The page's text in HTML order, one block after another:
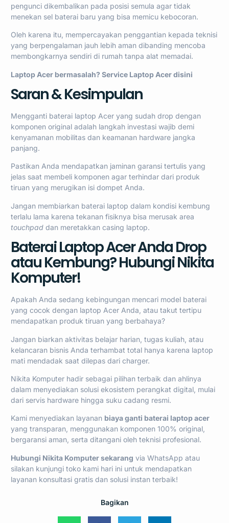
Bagikan
pengunci dikembalikan pada posisi semula agar tidak
menekan sel baterai baru yang bisa memicu kebocoran.
Oleh karena itu, mempercayakan penggantian kepada teknisi
yang berpengalaman jauh lebih aman dibanding mencoba
membongkarnya sendiri di rumah tanpa alat memadai.
Laptop Acer bermasalah? Service Laptop Acerdisini
Saran & Kesimpulan
Mengganti baterai laptop Acer yang sudah drop dengan
komponen original adalah langkah investasi wajib demi
kenyamanan mobilitas dan keamanan hardware jangka
panjang.
Pastikan Anda mendapatkan jaminan garansi tertulis yang
jelas saat membeli komponen agar terhindar dari produk
tiruan yang merugikan isi dompet Anda.
Jangan membiarkan baterai laptop dalam kondisi kembung
terlalu lama karena tekanan fisiknya bisa merusak area
touchpad dan meretakkan casing laptop.
Baterai Laptop Acer Anda Drop
atau Kembung? Hubungi Nikita
Komputer!
Apakah Anda sedang kebingungan mencari model baterai
yang cocok dengan laptop Acer Anda, atau takut tertipu
mendapatkan produk tiruan yang berbahaya?
Jangan biarkan aktivitas belajar harian, tugas kuliah, atau
kelancaran bisnis Anda terhambat total hanya karena laptop
mati mendadak saat dilepas dari charger.
Nikita Komputer hadir sebagai pilihan terbaik dan ahlinya
dalam menyediakan solusi ekosistem perangkat digital, mulai
dari servis hardware hingga suku cadang resmi.
Kami menyediakan layanan biaya ganti baterai laptop acer
yang transparan, menggunakan komponen 100% original,
bergaransi aman, serta ditangani oleh teknisi profesional.
Hubungi Nikita Komputer sekarang via WhatsApp atau
silakan kunjungi toko kami hari ini untuk mendapatkan
layanan konsultasi gratis dan solusi instan terbaik!